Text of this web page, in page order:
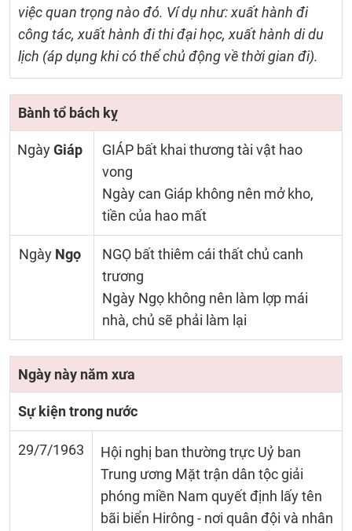
việc quan trọng nào đó. Ví dụ như: xuất hành đi
công tác, xuất hành đi thi đại học, xuất hành di du
lịch (áp dụng khi có thể chủ động về thời gian đi).
Bành tổ bách kỵ
NgàyGiáp
GIÁP bất khai thương tài vật hao
vong
Ngày can Giáp không nên mở kho,
tiền của hao mất
Ngày Ngọ
NGỌ bất thiêm cái thất chủ canh
trương
Ngày Ngọ không nên làm lợp mái
nhà, chủ sẽ phải làm lại
Ngày này năm xưa
Sự kiện trong nước
29/7/1963
Hội nghị ban thường trực Uỷ ban
Trung ương Mặt trận dân tộc giải
phóng miền Nam quyết định lấy tên
bãi biển Hirông - nơi quân đội và nhân